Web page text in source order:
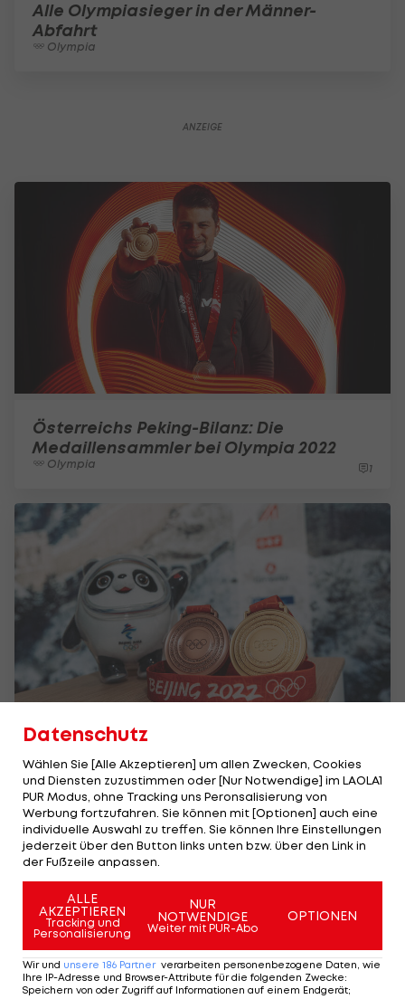
Alle Olympiasieger in der Männer-
Abfahrt
Olympia
Österreichs Peking-Bilanz: Die
Medaillensammler bei Olympia 2022
Olympia 1
Nummer zwei der Historie
Olympia
Datenschutz
Wählen Sie [Alle Akzeptieren] um allen Zwecken, Cookies
und Diensten zuzustimmen oder [Nur Notwendige] im LAOLA1
PUR Modus, ohne Tracking uns Peronsalisierung von
Werbung fortzufahren. Sie können mit [Optionen] auch eine
individuelle Auswahl zu treffen. Sie können Ihre Einstellungen
jederzeit über den Button links unten bzw. über den Link in
der Fußzeile anpassen.
ALLE
AKZEPTIEREN
Tracking und
Personalisierung
NUR
NOTWENDIGE
Weiter mit PUR-Abo
OPTIONEN
Wir und unsere 186 Partner verarbeiten personenbezogene Daten, wie
Ihre IP-Adresse und Browser-Attribute für die folgenden Zwecke:
Speichern von oder Zugriff auf Informationen auf einem Endgerät;